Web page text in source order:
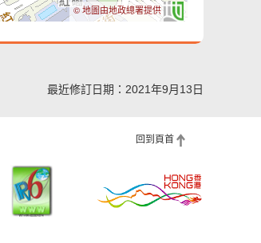
© 地圖由地政總署提供
最近修訂日期：2021年9月13日
回到頁首